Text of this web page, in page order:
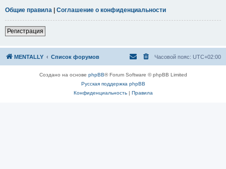
Общие правила | Соглашение о конфиденциальности
Регистрация
MENTALLY Список форумов Часовой пояс: UTC+02:00
Создано на основе phpBB® Forum Software © phpBB Limited
Русская поддержка phpBB
Конфиденциальность| Правила